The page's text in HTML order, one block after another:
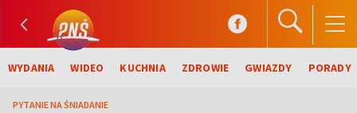
WYDANIA WIDEO KUCHNIA ZDROWIE GWIAZDY PORADY
PYTANIE NA ŚNIADANIE